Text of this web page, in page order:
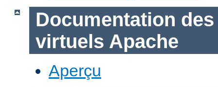
Documentation
virtuels Apache
Aperçu